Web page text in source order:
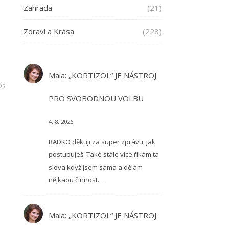
Zahrada (21)
Zdraví a Krása (228)
Maia: „KORTIZOL“ JE NÁSTROJ
PRO SVOBODNOU VOLBU
4. 8. 2026
RADKO děkuji za super zprávu, jak
postupuješ. Také stále více říkám ta
slova když jsem sama a dělám
nějkaou činnost.…
Maia: „KORTIZOL“ JE NÁSTROJ